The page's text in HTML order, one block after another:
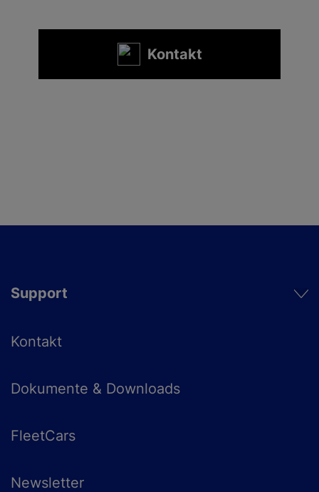
Kontakt
Support
Kontakt
Dokumente & Downloads
FleetCars
Newsletter